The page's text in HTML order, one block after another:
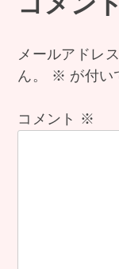
稿
ナ
ビ
ゲ
メールアドレ
ん。
※ が付い
コメント ※